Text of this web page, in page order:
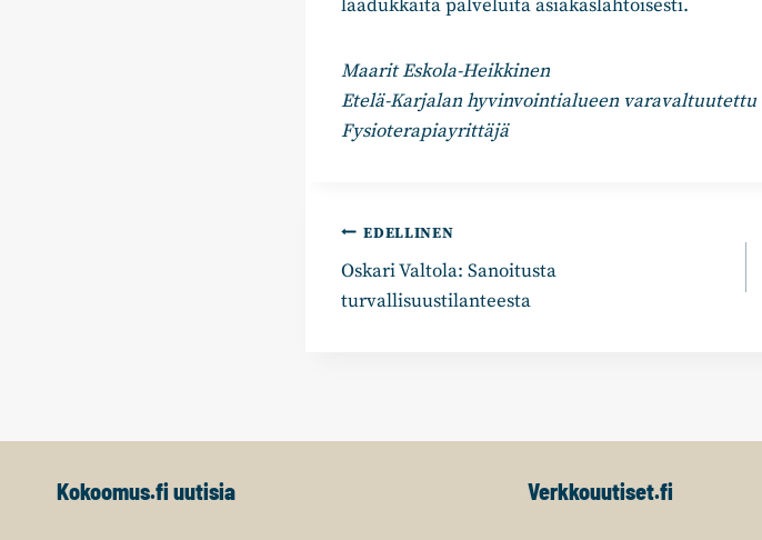
laadukkaita palveluita asiakaslähtöisesti.
Maarit Eskola-Heikkinen
Etelä-Karjalan hyvinvointialueen varavaltuutettu
Fysioterapiayrittäjä
Artikkelien
selaus
EDELLINEN
Oskari Valtola: Sanoitusta
turvallisuustilanteesta
Kokoomus.fi uutisia Verkkouutiset.fi